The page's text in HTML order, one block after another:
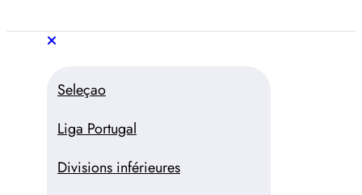
au
Trivela
L'actualité du football portugais
Seleçao
Liga Portugal
Divisions inférieures